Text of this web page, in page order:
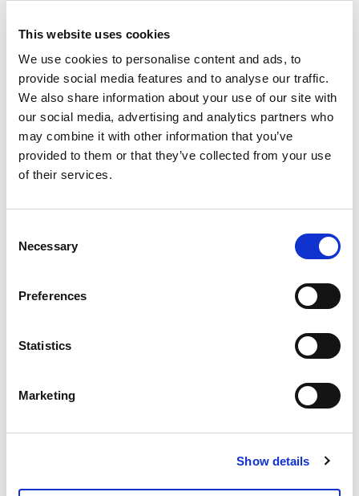
This website uses cookies
We use cookies to personalise content and ads, to
provide social media features and to analyse our traffic.
We also share information about your use of our site with
our social media, advertising and analytics partners who
may combine it with other information that you’ve
provided to them or that they’ve collected from your use
of their services.
Selection
Necessary
Preferences
Statistics
Marketing
Show details
Modelo
ETM 260 DU
Capacidad Frío total [kW] med (min - max)
2,16 (1,30 - 2,89)
Capacidad Calor total [kW] med (min - max)
2,33 (1,24 - 3,11)